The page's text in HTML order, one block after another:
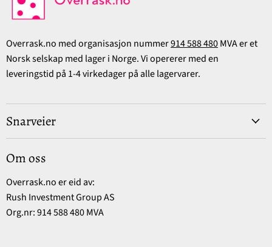
Overrask.no med organisasjon nummer914 588 480MVA er et
Norsk selskap med lager i Norge. Vi opererer med en
leveringstid på 1-4 virkedager på alle lagervarer.
Snarveier
Om oss
Overrask.no er eid av:
Rush Investment Group AS
Org.nr: 914 588 480 MVA